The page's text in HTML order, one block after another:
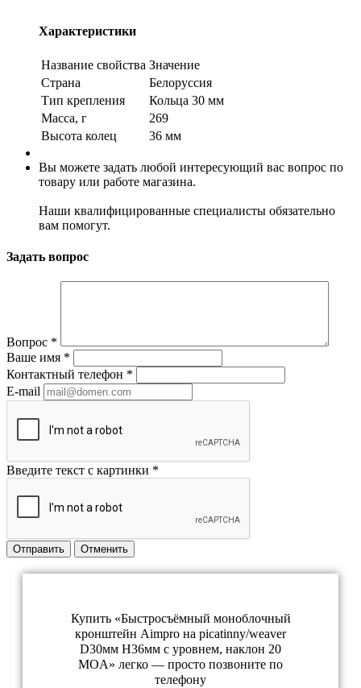
Характеристики
Название свойства Значение
Страна
Белоруссия
Тип крепления
Кольца 30 мм
Масса, г
269
Высота колец
36 мм
Вы можете задать любой интересующий вас вопрос по
товару или работе магазина.
Наши квалифицированные специалисты обязательно
вам помогут.
Задать вопрос
Вопрос *
Ваше имя *
Контактный телефон *
E-mail
Введите текст с картинки *
Отправить Отменить
Купить «Быстросъёмный моноблочный
кронштейн Aimpro на picatinny/weaver
D30мм H36мм с уровнем, наклон 20
MOA» легко — просто позвоните по
телефону